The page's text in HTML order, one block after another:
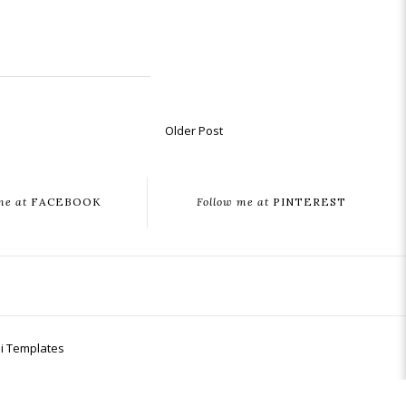
Older Post
atFACEBOOK Follow me at PINTEREST
Templates